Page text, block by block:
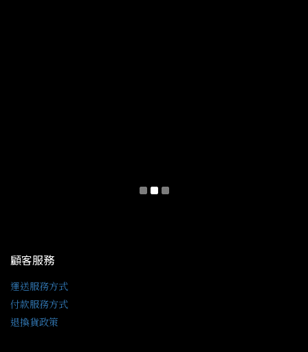
顧客服務
運送服務方式
付款服務方式
退換貨政策